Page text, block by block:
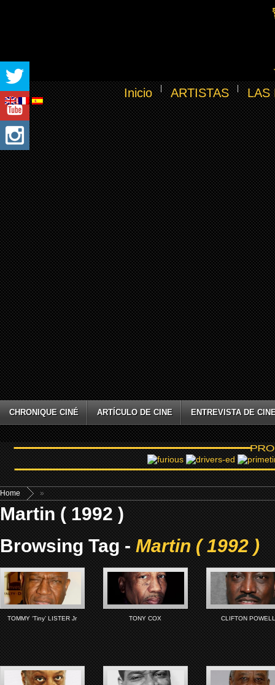
Inicio ARTISTAS LAS
CHRONIQUE CINÉ ARTÍCULO DE CINE ENTREVISTA DE
Home »
Martin ( 1992 )
Browsing Tag -Martin ( 1992 )
TOMMY ‘Tiny’ LISTER Jr TONY COX CLIFTON